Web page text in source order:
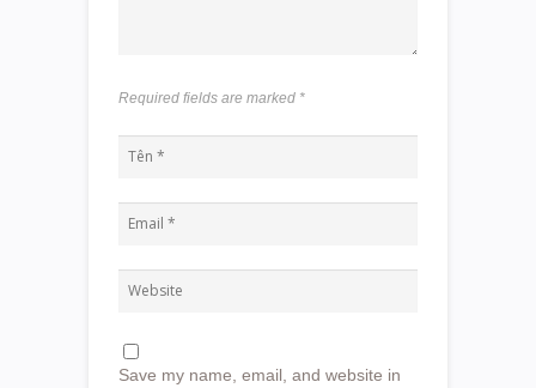
Required fields are marked *
Save my name, email, and website in